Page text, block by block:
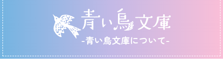
-青い鳥文庫について-